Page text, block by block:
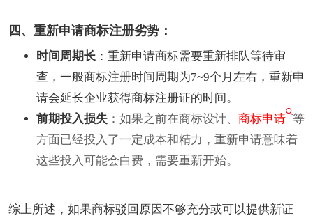
四、重新申请商标注册劣势：
时间周期长 ：重新申请商标需要重新排队等待审
查，一般商标注册时间周期为7~9个月左右，重新申
请会延长企业获得商标注册证的时间。
前期投入损失 ：如果之前在商标设计、 商标申请 等
方面已经投入了一定成本和精力，重新申请意味着
这些投入可能会白费，需要重新开始。
综上所述，如果商标驳回原因不够充分或可以提供新证